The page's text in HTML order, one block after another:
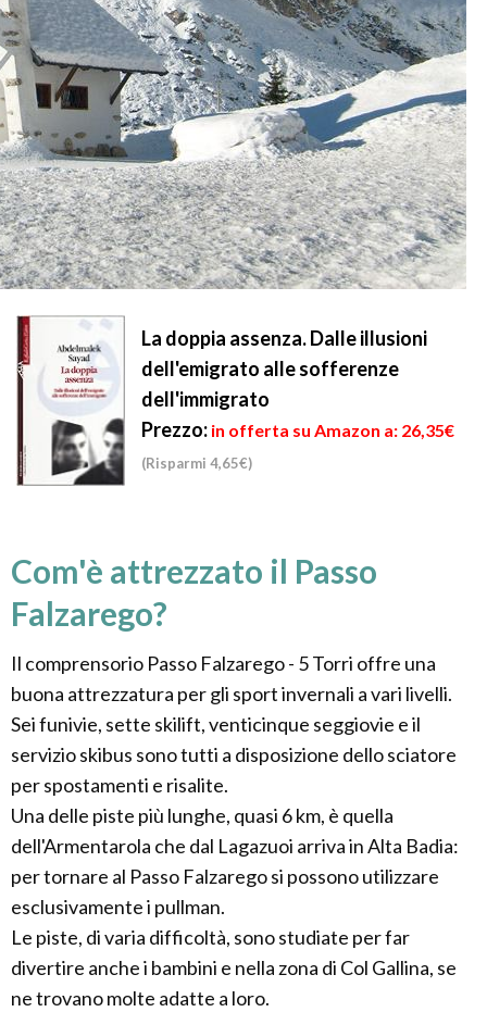
La doppia assenza. Dalle illusioni
dell'emigrato alle sofferenze
dell'immigrato
Prezzo: in offerta su Amazon a: 26,35€
(Risparmi 4,65€)
Com'è attrezzato il Passo
Falzarego?
Il comprensorio Passo Falzarego - 5 Torri offre una
buona attrezzatura per gli sport invernali a vari livelli.
Sei funivie, sette skilift, venticinque seggiovie e il
servizio skibus sono tutti a disposizione dello sciatore
per spostamenti e risalite.
Una delle piste più lunghe, quasi 6 km, è quella
dell'Armentarola che dal Lagazuoi arriva in Alta Badia:
per tornare al Passo Falzarego si possono utilizzare
esclusivamente i pullman.
Le piste, di varia difficoltà, sono studiate per far
divertire anche i bambini e nella zona di Col Gallina, se
ne trovano molte adatte a loro.